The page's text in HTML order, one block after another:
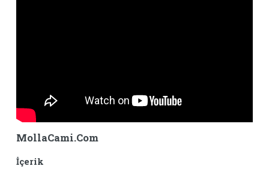
MollaCami.Com
İçerik